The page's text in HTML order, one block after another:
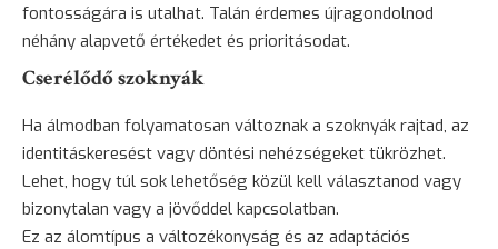
fontosságára is utalhat. Talán érdemes újragondolnod
néhány alapvető értékedet és prioritásodat.
Cserélődő szoknyák
Ha álmodban folyamatosan változnak a szoknyák rajtad, az
identitáskeresést vagy döntési nehézségeket tükrözhet.
Lehet, hogy túl sok lehetőség közül kell választanod vagy
bizonytalan vagy a jövőddel kapcsolatban.
Ez az álomtípus a változékonyság és az adaptációs